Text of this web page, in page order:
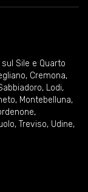
Sile e Quarto
, Cremona,
, Lodi,
, Montebelluna,
,
, Treviso, Udine,